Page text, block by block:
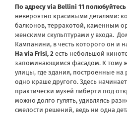
По адресу via Bellini 11
невероятно красивыми деталями:
балконов, терракотой, каменным
женскими скульптурами у входа.
Кампанини, в честь которого он и
На via Frisi, 2 есть небольшой
запоминающимся фасадом. К тому
улицы, где здания, построенные на
одно краше другого. Здесь
практически музей либерти под
можно долго гулять, удивляясь
смелости решений, ведь ни одна